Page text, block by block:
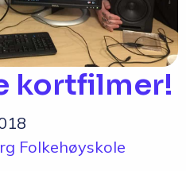
kortfilmer!
Folkehøyskole